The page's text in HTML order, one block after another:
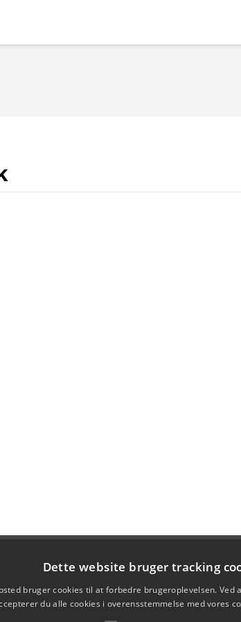
Dette website bruger tracking
bruger cookies til at forbedre brugeroplevelsen. Ved
du alle cookies i overensstemmelse med vores